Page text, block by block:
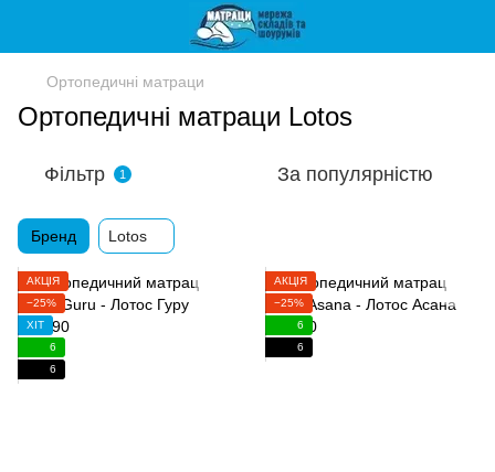
Ортопедичні матраци
Ортопедичні матраци Lotos
Фільтр 1 За популярністю
Бренд Lotos
АКЦІЯ
−25%
ХІТ
6
6
АКЦІЯ
−25%
6
6